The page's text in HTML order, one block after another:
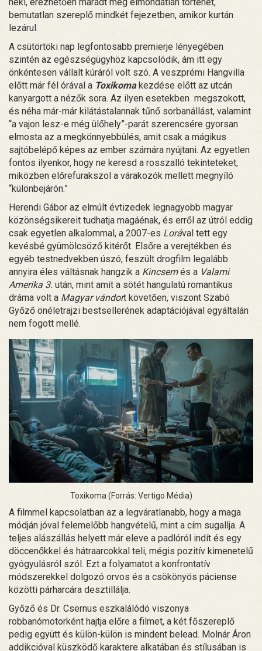
bemutatlan szereplő mindkét fejezetben, amikor kurtán
lezárul.
A csütörtöki nap legfontosabb premierje lényegében
szintén az egészségügyhöz kapcsolódik, ám itt egy
önkéntesen vállalt kúráról volt szó. A veszprémi Hangvilla
előtt már fél órával a Toxikoma kezdése előtt az utcán
kanyargott a nézők sora. Az ilyen esetekben megszokott,
és néha már-már kilátástalannak tűnő sorbanállást, valamint
“a vajon lesz-e még ülőhely”-parát szerencsére gyorsan
elmosta az a megkönnyebbülés, amit csak a mágikus
sajtóbelépő képes az ember számára nyújtani. Az egyetlen
fontos ilyenkor, hogy ne keresd a rosszalló tekinteteket,
miközben előrefurakszol a várakozók mellett megnyíló
“különbejárón.”
Herendi Gábor az elmúlt évtizedek legnagyobb magyar
közönségsikereit tudhatja magáénak, és erről az útról eddig
csak egyetlen alkalommal, a 2007-es Lorával tett egy
kevésbé gyümölcsöző kitérőt. Elsőre a verejtékben és
egyéb testnedvekben úszó, feszült drogfilm legalább
annyira éles váltásnak hangzik a Kincsemés a Valami
Amerika 3. után, mint amit a sötét hangulatú romantikus
dráma volt a Magyar vándort követően, viszont Szabó
Győző önéletrajzi bestsellerének adaptációjával egyáltalán
nem fogott mellé.
Toxikoma (Forrás: Vertigo Média)
A filmmel kapcsolatban az a legváratlanabb, hogy a maga
módján jóval felemelőbb hangvételű, mint a cím sugallja. A
teljes alászállás helyett már eleve a padlóról indít és egy
döccenőkkel és hátraarcokkal teli, mégis pozitív kimenetelű
gyógyulásról szól. Ezt a folyamatot a konfrontatív
módszerekkel dolgozó orvos és a csökönyös páciense
közötti párharcára desztillálja.
Győző és Dr. Csernus eszkalálódó viszonya
robbanómotorként hajtja előre a filmet, a két főszereplő
pedig együtt és külön-külön is mindent belead. Molnár Áron
addikcióval küszködő karaktere alkatában és stílusában is